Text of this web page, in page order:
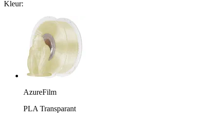
Kleur:
AzureFilm
PLA Transparant